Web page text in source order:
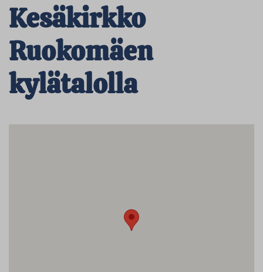
Kesäkirkko
Ruokomäen
kylätalolla